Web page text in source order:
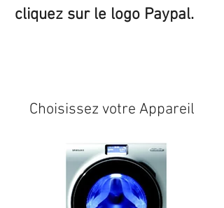
cliquez sur le logo Paypal.
Choisissez votre Appareil